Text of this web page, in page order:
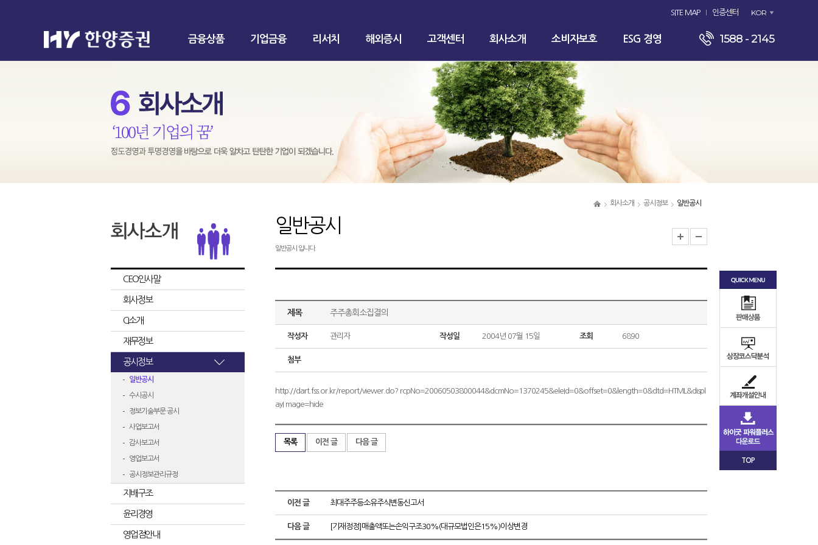
SITE MAP 인증센터 KOR
금융상품 기업금융 리서치 해외증시 고객센터 회사소개 소비자보호 ESG 경영 1588 - 2145
회사소개 공시정보 일반공시
CEO인사말
회사정보
CI소개
재무정보
공시정보
일반공시
수시공시
정보기술부문 공시
사업보고서
감사보고서
영업보고서
공시정보관리규정
지배구조
윤리경영
영업점안내
일반공시
일반공시 입니다.
제목 주주총회소집결의
작성자 관리자 작성일 2004년 07월 15일 조회 6890
첨부
http://dart.fss.or.kr/report/viewer.do? rcpNo=20060503800044&dcmNo=1370245&eleId=0&offset=0&length=0&dtd=HTML&displ
ayI mage=hide
목록 이전 글 다음 글
이전 글 최대주주등소유주식변동신고서
다음 글 [기재정정]매출액또는손익구조30%(대규모법인은15%)이상변경
TOP